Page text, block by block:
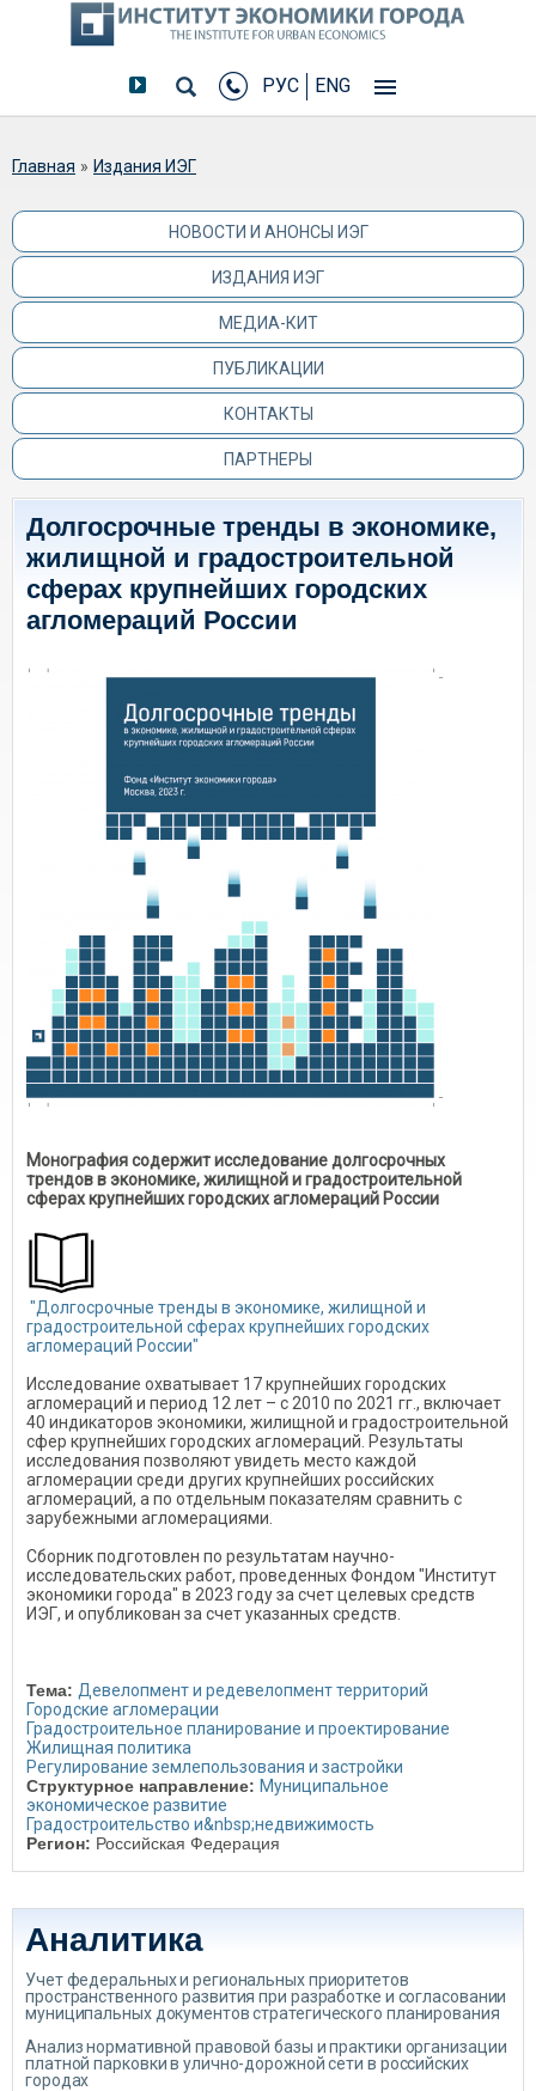
РУС ENG
Вы здесь
Главная » Издания ИЭГ
НОВОСТИ И АНОНСЫ ИЭГ
ИЗДАНИЯ ИЭГ
МЕДИА-КИТ
ПУБЛИКАЦИИ
КОНТАКТЫ
ПАРТНЕРЫ
Долгосрочные тренды в экономике,
жилищной и градостроительной
сферах крупнейших городских
агломераций России
Монография содержит исследование долгосрочных
трендов в экономике, жилищной и градостроительной
сферах крупнейших городских агломераций России
"Долгосрочные тренды в экономике, жилищной и
градостроительной сферах крупнейших городских
агломераций России"
Исследование охватывает 17 крупнейших городских
агломераций и период 12 лет – с 2010 по 2021 гг., включает
40 индикаторов экономики, жилищной и градостроительной
сфер крупнейших городских агломераций. Результаты
исследования позволяют увидеть место каждой
агломерации среди других крупнейших российских
агломераций, а по отдельным показателям сравнить с
зарубежными агломерациями.
Сборник подготовлен по результатам научно-
исследовательских работ, проведенных Фондом "Институт
экономики города" в 2023 году за счет целевых средств
ИЭГ, и опубликован за счет указанных средств.
Тема: Девелопмент и редевелопмент территорий
Городские агломерации
Градостроительное планирование и проектирование
Жилищная политика
Регулирование землепользования и застройки
Структурное направление: Муниципальное
экономическое развитие
Градостроительство и&nbsp;недвижимость
Регион: Российская Федерация
Аналитика
Учет федеральных и региональных приоритетов
пространственного развития при разработке и согласовании
муниципальных документов стратегического планирования
Анализ нормативной правовой базы и практики организации
платной парковки в улично-дорожной сети в российских
городах